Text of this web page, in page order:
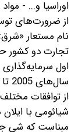
از ضرورت‌های
نام مستعار
از توافقات
شیائومی با
مبناست که شی